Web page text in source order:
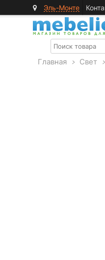
Эль-Монте
Главная > Свет >